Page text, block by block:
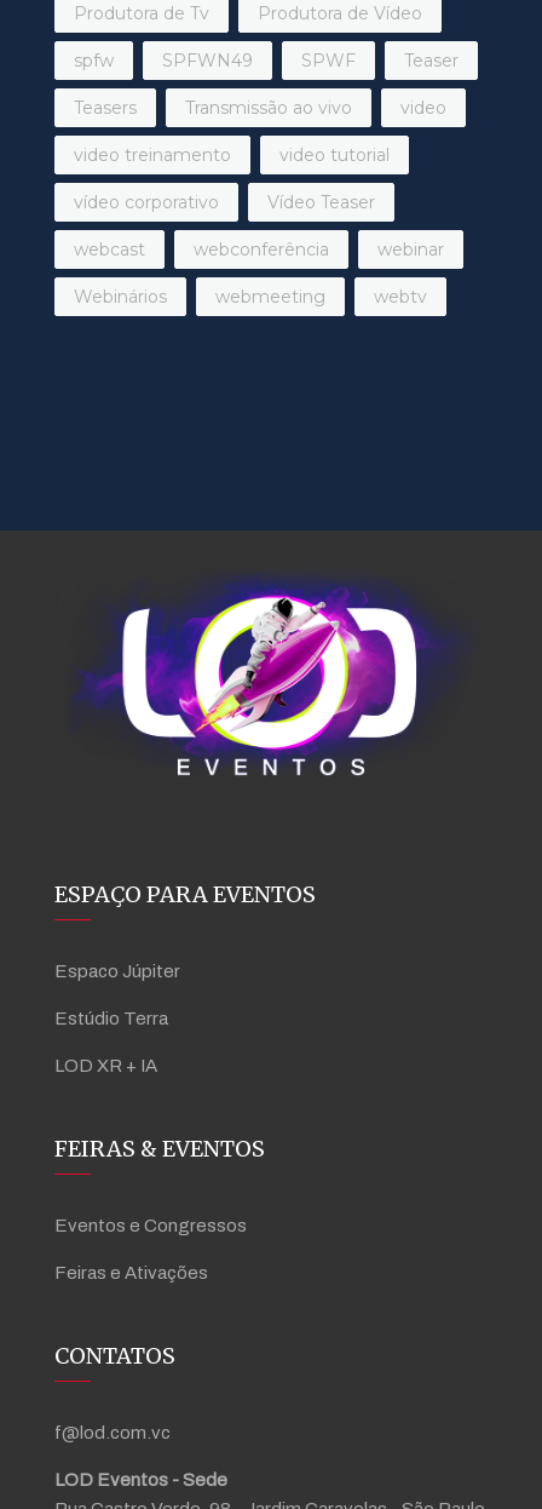
Produtora de Tv Produtora de Vídeo
spfw SPFWN49 SPWF Teaser
Teasers Transmissão ao vivo video
video treinamento video tutorial
vídeo corporativo Vídeo Teaser
webcast webconferência webinar
Webinários webmeeting webtv
ESPAÇO PARA EVENTOS
Espaco Júpiter
Estúdio Terra
LOD XR + IA
FEIRAS & EVENTOS
Eventos e Congressos
Feiras e Ativações
CONTATOS
f@lod.com.vc
LOD Eventos - Sede